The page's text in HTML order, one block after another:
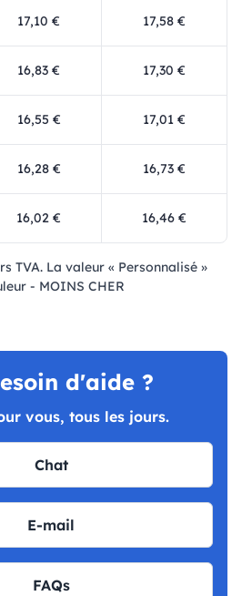
17,10 € 17,58 €
16,83 € 17,30 €
16,55 € 17,01 €
16,28 € 16,73 €
16,02 € 16,46 €
TVA. La valeur « Personnalisé »
- MOINS CHER
d'aide ?
vous, tous les jours.
Chat
E-mail
FAQs